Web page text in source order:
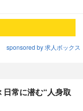
sponsored by 求人ボックス
日常に潜む“人身取